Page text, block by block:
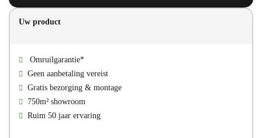
Uw product
Omruilgarantie*
Geen aanbetaling vereist
Gratis bezorging & montage
750m² showroom
Ruim 50 jaar ervaring